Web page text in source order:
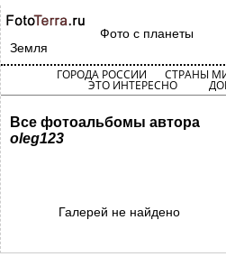
Фото с планеты
Земля
ГОРОДА РОССИИ СТРАНЫ
ЭТО ИНТЕРЕСНО
Все фотоальбомы автора
oleg123
Галерей не найдено